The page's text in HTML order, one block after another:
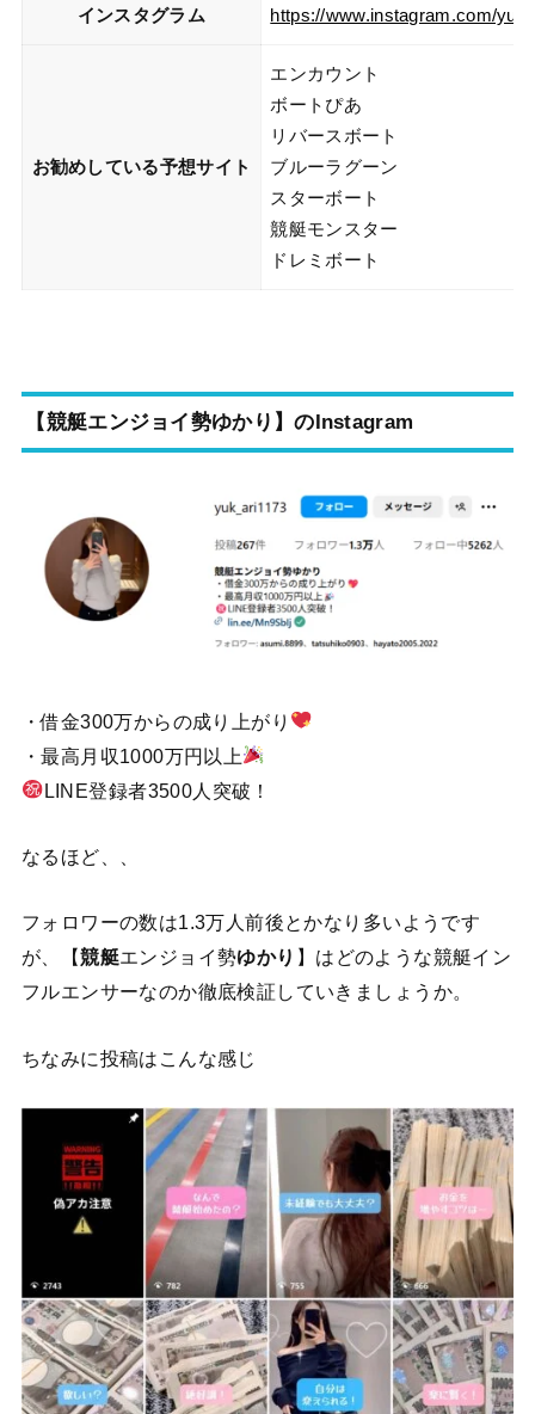
インスタグラム https://www.instagram.com/
お勧めしている予想サイト
エンカウント
ボートぴあ
リバースボート
ブルーラグーン
スターボート
競艇モンスター
ドレミボート
【競艇エンジョイ勢ゆかり】のInstagram
・借金300万からの成り上がり
・最高月収1000万円以上
LINE登録者3500人突破！
なるほど、、
フォロワーの数は1.3万人前後とかなり多いようです
が、【競艇エンジョイ勢ゆかり 】はどのような競艇イン
フルエンサーなのか徹底検証していきましょうか。
ちなみに投稿はこんな感じ